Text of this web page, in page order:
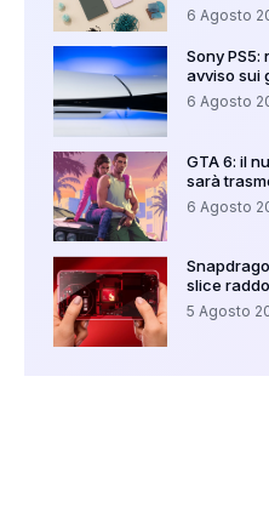
6 Agosto
Sony
avviso sui
6 Agosto
GTA 6: il
sarà
6 Agosto
slice
5 Agosto